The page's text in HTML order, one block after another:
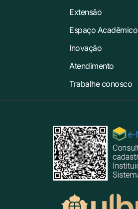
Extensão
Espaço Acadêmico
Inovação
Atendimento
Trabalhe conosco